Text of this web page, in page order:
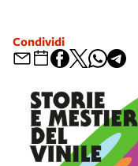
Condividi